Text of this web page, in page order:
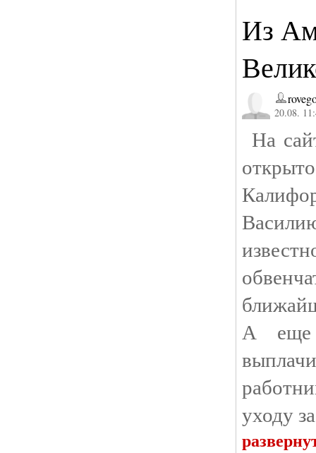
Из
20.08.
На
А еще
уходу